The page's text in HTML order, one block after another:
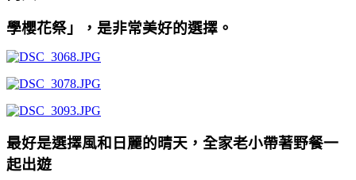
學櫻花祭」，是非常美好的選擇。
最好是選擇風和日麗的晴天，全家老小帶著野餐一
起出遊